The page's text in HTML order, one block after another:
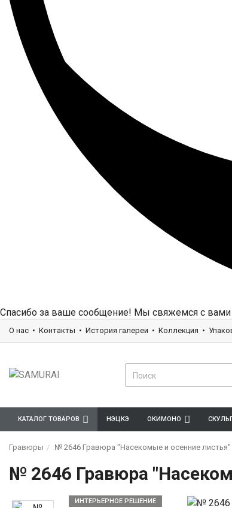
Спасибо за ваше сообщение! Мы свяжемся с
О нас Контакты История галереи Коллекция
КАТАЛОГ ТОВАРОВ НЭЦКЭ ОКИМОНО
Гравюры № 2646 Гравюра "Насекомые и осенние листья"
№ 2646 Гравюра
ИНТЕРЬЕРНОЕ РЕШЕНИЕ